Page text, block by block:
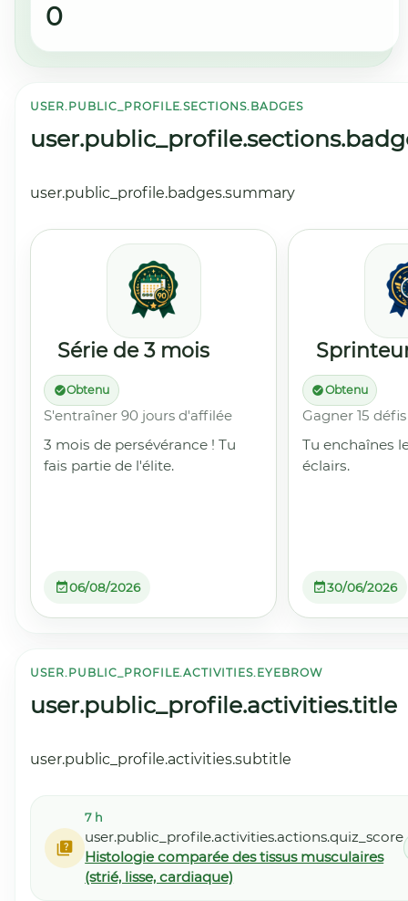
0
USER.PUBLIC_PROFILE.SECTIONS.BADGES
user.public_profile.badges.summary
Série de 3 mois
Obtenu
S'entraîner 90 jours d'affilée
3 mois de persévérance ! Tu
fais partie de l'élite.
06/08/2026
Obtenu
Gagner 15
Tu enchaînes
éclairs.
30/06/2026
USER.PUBLIC_PROFILE.ACTIVITIES.EYEBROW
user.public_profile.activities.title
user.public_profile.activities.subtitle
7 h
user.public_profile.activities.actions.quiz_score
Histologie comparée des tissus musculaires
(strié, lisse, cardiaque)